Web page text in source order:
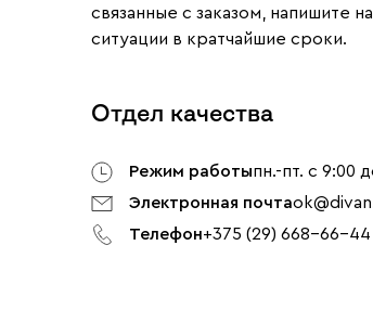
связанные с заказом, напишите
ситуации в кратчайшие сроки.
Отдел качества
Режим работыпн.-пт. с 9:00
Электронная почта
Телефон+375 (29) 668-66-44